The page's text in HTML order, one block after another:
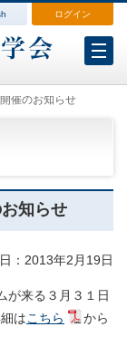
ログイン
催のお知らせ
知らせ
：2013年2月19日
が来る３月３１日
はこちら
から